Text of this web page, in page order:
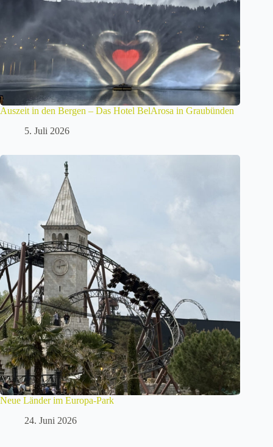
Auszeit in den Bergen – Das Hotel BelArosa in Graubünden
5. Juli 2026
Neue Länder im Europa-Park
24. Juni 2026